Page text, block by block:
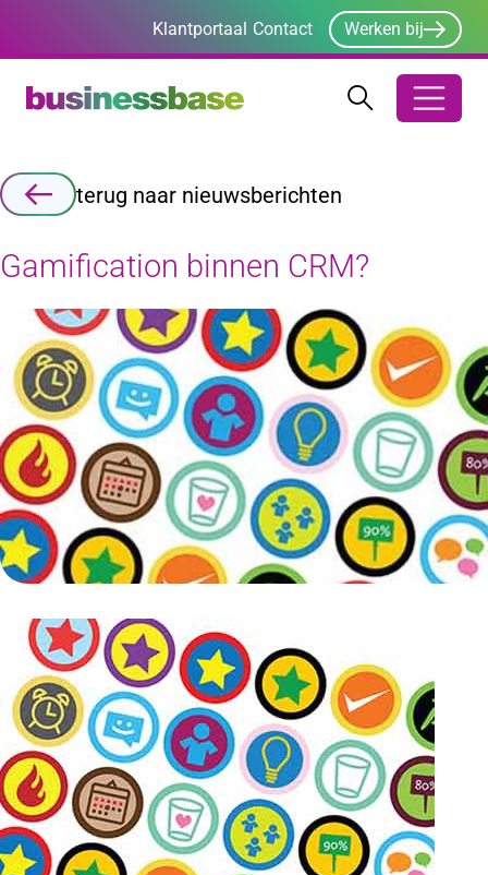
Klantportaal Contact Werken bij
Zoeken Zoeken
terug naar nieuwsberichten
Gamification binnen CRM?